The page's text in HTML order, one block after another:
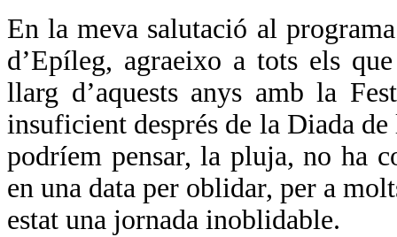
En la meva salutació al
d’Epíleg, agraeixo a tots els
llarg d’aquests anys amb la
insuficient després de la Diada
podríem pensar, la pluja, no ha
en una data per oblidar, per a
estat una jornada inoblidable.